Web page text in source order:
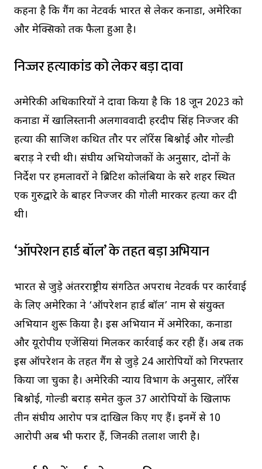
कहना है कि गैंग का नेटवर्क भारत से लेकर कनाडा, अमेरिका
और मेक्सिको तक फैला हुआ है।
निज्जर हत्याकांड को लेकर बड़ा दावा
अमेरिकी अधिकारियों ने दावा किया है कि 18 जून 2023 को
कनाडा में खालिस्तानी अलगाववादी हरदीप सिंह निज्जर की
हत्या की साजिश कथित तौर पर लॉरेंस बिश्नोई और गोल्डी
बराड़ ने रची थी। संघीय अभियोजकों के अनुसार, दोनों के
निर्देश पर हमलावरों ने ब्रिटिश कोलंबिया के सरे शहर स्थित
एक गुरुद्वारे के बाहर निज्जर की गोली मारकर हत्या कर दी
थी।
‘ऑपरेशन हार्ड बॉल’ के तहत बड़ा अभियान
भारत से जुड़े अंतरराष्ट्रीय संगठित अपराध नेटवर्क पर कार्रवाई
के लिए अमेरिका ने ‘ऑपरेशन हार्ड बॉल’ नाम से संयुक्त
अभियान शुरू किया है। इस अभियान में अमेरिका, कनाडा
और यूरोपीय एजेंसियां मिलकर कार्रवाई कर रही हैं। अब तक
इस ऑपरेशन के तहत गैंग से जुड़े 24 आरोपियों को गिरफ्तार
किया जा चुका है। अमेरिकी न्याय विभाग के अनुसार, लॉरेंस
बिश्नोई, गोल्डी बराड़ समेत कुल 37 आरोपियों के खिलाफ
तीन संघीय आरोप पत्र दाखिल किए गए हैं। इनमें से 10
आरोपी अब भी फरार हैं, जिनकी तलाश जारी है।